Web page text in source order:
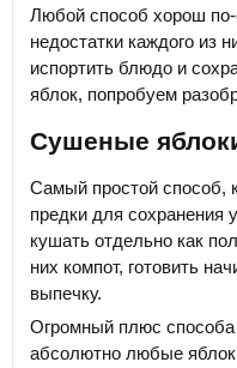
Любой способ хорош
недостатки каждого из
испортить блюдо и
яблок, попробуем
Сушеные
Самый простой способ,
предки для
кушать отдельно как
них компот, готовить
выпечку.
Огромный плюс
абсолютно любые